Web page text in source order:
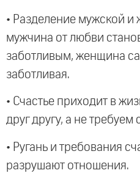
• Разделение мужской и
мужчина от любви
заботливым, женщина
заботливая.
• Счастье приходит в
друг другу, а не требуем
• Ругань и требования
разрушают отношения.